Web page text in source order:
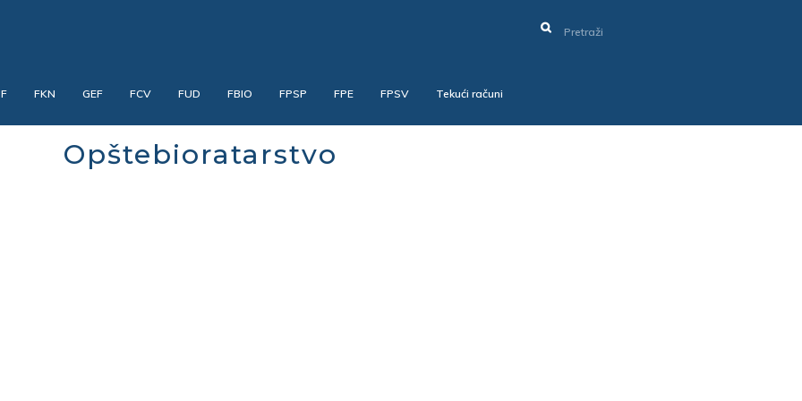
FKN GEF FCV FUD FBIO FPSP FPE FPSV Tekući računi
Opštebioratarstvo